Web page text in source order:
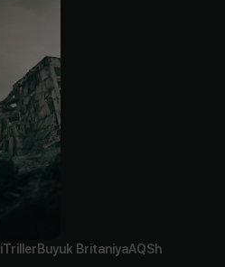
Triller Buyuk BritaniyaAQSh